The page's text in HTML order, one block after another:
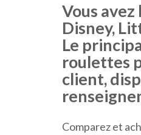
Vous
Disney,
Le
roulettes
client,
Comparez et